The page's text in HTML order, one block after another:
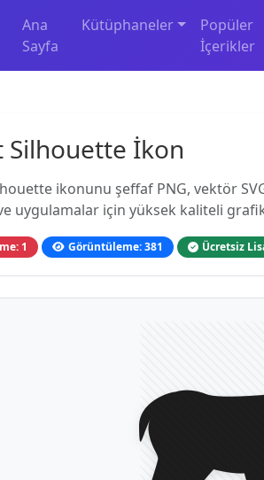
Ana
Sayfa
Kütüphaneler
Popüler
İçerikler
Silhouette İkon
ikonunu şeffaf PNG, vektör
uygulamalar için yüksek kaliteli
1 Görüntüleme: 381 Ücretsiz